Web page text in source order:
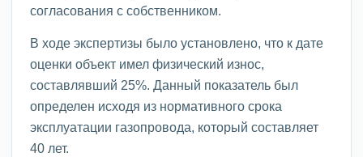
согласования с собственником.
В ходе экспертизы было установлено, что к дате
оценки объект имел физический износ,
составлявший 25%. Данный показатель был
определен исходя из нормативного срока
эксплуатации газопровода, который составляет
40 лет.